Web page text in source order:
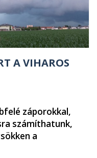
A VIHAROS
záporokkal,
számíthatunk,
a